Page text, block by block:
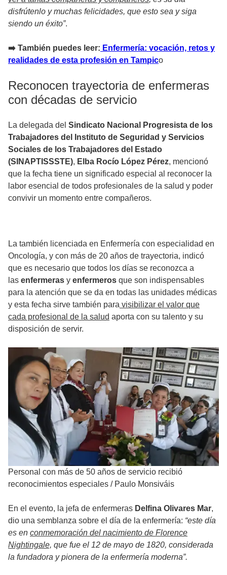
disfrútenlo y muchas felicidades, que esto sea y siga
siendo un éxito”.
➡️ También puedes leer: Enfermería: vocación, retos y
realidades de esta profesión en Tampico
Reconocen trayectoria de enfermeras
con décadas de servicio
La delegada del Sindicato Nacional Progresista de los
Trabajadores del Instituto de Seguridad y Servicios
Sociales de los Trabajadores del Estado
(SINAPTISSSTE), Elba Rocío López Pérez, mencionó
que la fecha tiene un significado especial al reconocer la
labor esencial de todos profesionales de la salud y poder
convivir un momento entre compañeros.
La también licenciada en Enfermería con especialidad en
Oncología, y con más de 20 años de trayectoria, indicó
que es necesario que todos los días se reconozca a
las enfermeras y enfermeros que son indispensables
para la atención que se da en todas las unidades médicas
y esta fecha sirve también para visibilizar el valor que
cada profesional de la salud aporta con su talento y su
disposición de servir.
Personal con más de 50 años de servicio recibió
reconocimientos especiales / Paulo Monsiváis
En el evento, la jefa de enfermeras Delfina Olivares Mar,
dio una semblanza sobre el día de la enfermería: “este día
es en conmemoración del nacimiento de Florence
Nightingale, que fue el 12 de mayo de 1820, considerada
la fundadora y pionera de la enfermería moderna”.